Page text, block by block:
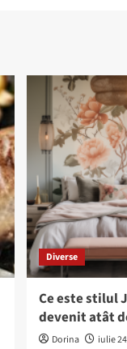
Diverse
Ce este stilul
devenit atât
Dorina iulie